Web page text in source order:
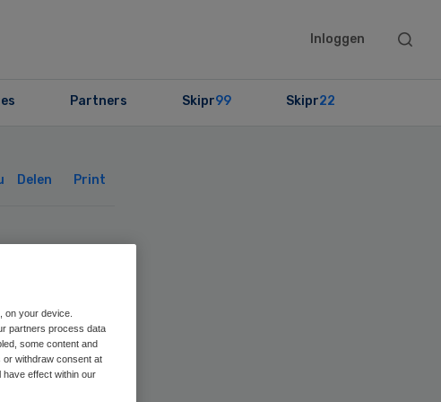
Inloggen
Search
Partners Skipr99 Skipr22
Delen Print
on your device.
partners process data
some content and
withdraw consent at
have effect within our